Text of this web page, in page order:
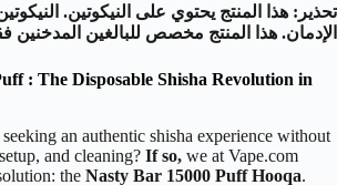
تحذير: هذا المنتج يحتوي على النيكوتين.
الإدمان. هذا المنتج مخصص للبالغين المدخنين
: The Disposable Shisha Revolution in
an authentic shisha experience without
and cleaning? If so, we at Vape.com
the Nasty Bar 15000 Puff Hooqa.